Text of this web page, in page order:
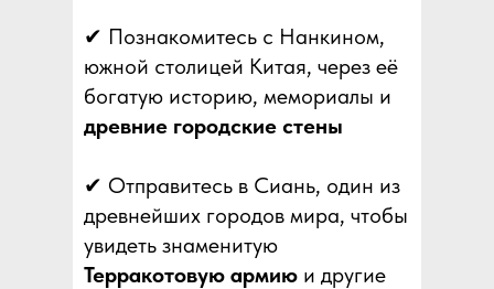
✔ Познакомитесь с Нанкином,
южной столицей Китая, через её
богатую историю, мемориалы и
древние городские стены
✔ Отправитесь в Сиань, один из
древнейших городов мира, чтобы
увидеть знаменитую
Терракотовую армию и другие